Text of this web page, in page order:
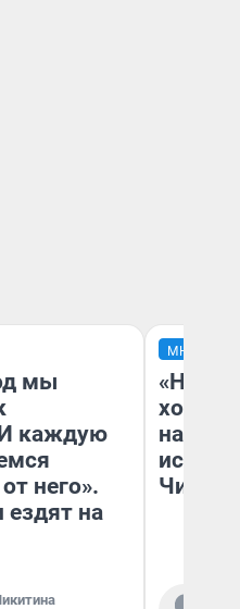
мы
каждую
него».
на
МНЕНИЕ
Читы